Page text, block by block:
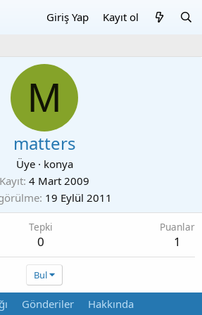
Giriş Yap Kayıt ol
M
matters
Üye · konya
Kayıt 4 Mart 2009
19 Eylül 2011
Tepki
0
Puanlar
1
Bul
Gönderiler Hakkında